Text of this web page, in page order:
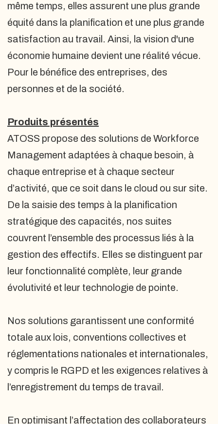
même temps, elles assurent une plus grande
équité dans la planification et une plus grande
satisfaction au travail. Ainsi, la vision d'une
économie humaine devient une réalité vécue.
Pour le bénéfice des entreprises, des
personnes et de la société.
Produits présentés
ATOSS propose des solutions de Workforce
Management adaptées à chaque besoin, à
chaque entreprise et à chaque secteur
d’activité, que ce soit dans le cloud ou sur site.
De la saisie des temps à la planification
stratégique des capacités, nos suites
couvrent l’ensemble des processus liés à la
gestion des effectifs. Elles se distinguent par
leur fonctionnalité complète, leur grande
évolutivité et leur technologie de pointe.
Nos solutions garantissent une conformité
totale aux lois, conventions collectives et
réglementations nationales et internationales,
y compris le RGPD et les exigences relatives à
l’enregistrement du temps de travail.
En optimisant l’affectation des collaborateurs